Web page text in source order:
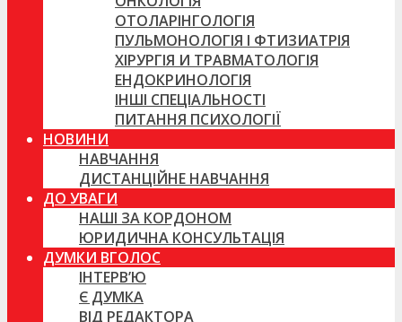
ОТОЛАРІНГОЛОГІЯ
ПУЛЬМОНОЛОГІЯ І ФТИЗИАТРІЯ
ХІРУРГІЯ И ТРАВМАТОЛОГІЯ
ЕНДОКРИНОЛОГІЯ
ІНШІ СПЕЦІАЛЬНОСТІ
ПИТАННЯ ПСИХОЛОГІЇ
НОВИНИ
НАВЧАННЯ
ДИСТАНЦІЙНЕ НАВЧАННЯ
ДО УВАГИ
НАШІ ЗА КОРДОНОМ
ЮРИДИЧНА КОНСУЛЬТАЦІЯ
ДУМКИ ВГОЛОС
ІНТЕРВ’Ю
Є ДУМКА
ВІД РЕДАКТОРА